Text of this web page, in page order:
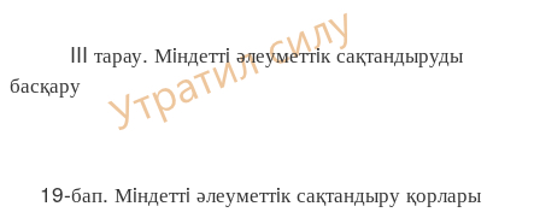
III тарау. Мiндеттi әлеуметтiк сақтандыруды
басқару
19-бап. Мiндеттi әлеуметтiк сақтандыру қорлары